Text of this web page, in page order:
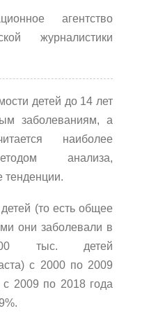
агентство
журналистики
детей до 14 лет
заболеваниям, а
наиболее
анализа,
тенденции.
(то есть общее
они заболевали в
тыс. детей
с 2000 по 2009
2009 по 2018 года